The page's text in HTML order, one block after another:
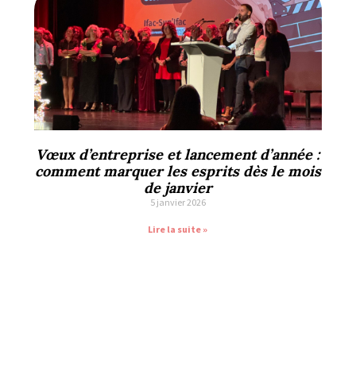
Vœux d’entreprise et lancement d’année :
comment marquer les esprits dès le mois
de janvier
5 janvier 2026
Lire la suite »